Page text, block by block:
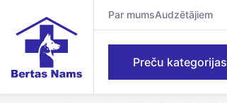
Par mumsAudzētājiem
Preču kategorijas